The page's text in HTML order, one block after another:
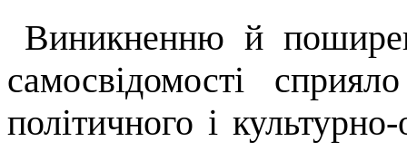
Виникненню й
самосвідо­мості
політичного і